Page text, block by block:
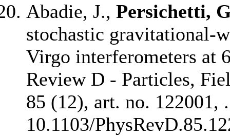
Abadie, J., Persichetti,
stochastic gravitational-
Virgo interferometers at
Review D - Particles,
85 (12), art. no. 122001,
10.1103/